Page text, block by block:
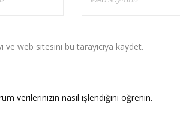
web sitesini bu tarayıcıya kaydet.
verilerinizin nasıl işlendiğini öğrenin.